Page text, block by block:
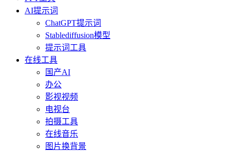
AI提示词
ChatGPT提示词
Stablediffusion模型
提示词工具
在线工具
国产AI
办公
影视视频
电视台
拍摄工具
在线音乐
图片换背景